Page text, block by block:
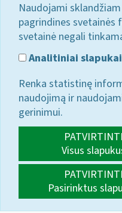
Naudojami
pagrindines svetainės
svetainė negali
Analitiniai slapukai
Renka statistinę
naudojimą ir
gerinimui.
PATVIRTINTI
Visus
PATVIRTINTI
Pasirinktus